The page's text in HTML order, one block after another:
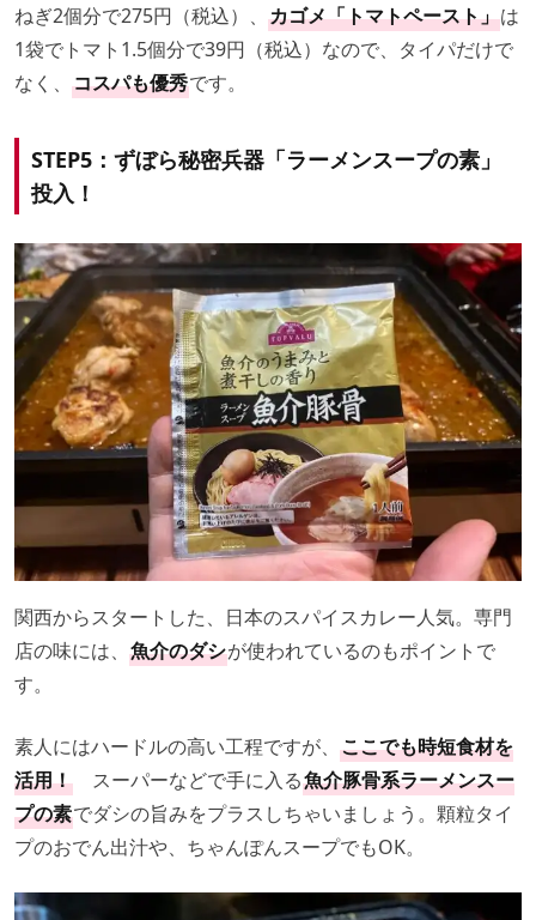
ねぎ2個分で275円（税込）、 カゴメ「トマトペースト」は
1袋でトマト1.5個分で39円（税込）なので、タイパだけで
なく、 コスパも優秀です。
STEP5：ずぼら秘密兵器「ラーメンスープの素」
投入！
関西からスタートした、日本のスパイスカレー人気。専門
店の味には、 魚介のダシが使われているのもポイントで
す。
素人にはハードルの高い工程ですが、 ここでも時短食材を
活用！ スーパーなどで手に入る魚介豚骨系ラーメンスー
プの素でダシの旨みをプラスしちゃいましょう。顆粒タイ
プのおでん出汁や、ちゃんぽんスープでもOK。